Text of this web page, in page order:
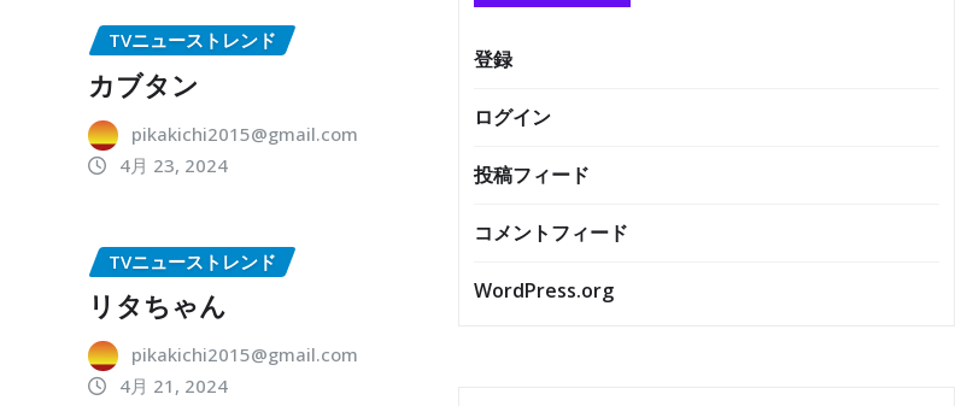
TVニューストレンド
カブタン
pikakichi2015@gmail.com
4月 23, 2024
TVニューストレンド
リタちゃん
pikakichi2015@gmail.com
4月 21, 2024
登録
ログイン
投稿フィード
コメントフィード
WordPress.org